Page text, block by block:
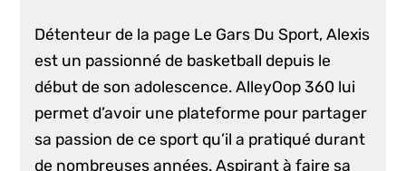
Détenteur de la page Le Gars Du Sport, Alexis
est un passionné de basketball depuis le
début de son adolescence. AlleyOop 360 lui
permet d’avoir une plateforme pour partager
sa passion de ce sport qu’il a pratiqué durant
de nombreuses années. Aspirant à faire sa